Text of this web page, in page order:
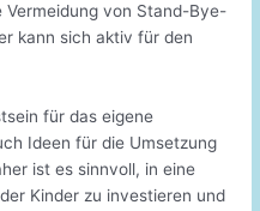
Vermeidung von Stand-Bye-
kann sich aktiv für den
für das eigene
Ideen für die Umsetzung
ist es sinnvoll, in eine
Kinder zu investieren und